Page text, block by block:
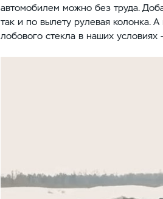
автомобилем можно без труда.
так и по вылету рулевая колонка.
лобового стекла в наших